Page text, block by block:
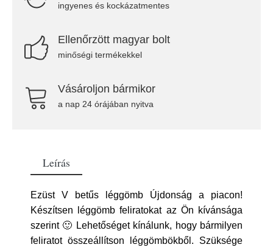
ingyenes és kockázatmentes
Ellenőrzött magyar bolt
minőségi termékekkel
Vásároljon bármikor
a nap 24 órájában nyitva
Leírás
Ezüst V betűs léggömb Újdonság a piacon!
Készítsen léggömb feliratokat az Ön kívánsága
szerint 🙂 Lehetőséget kínálunk, hogy bármilyen
feliratot összeállítson léggömbökből. Szüksége